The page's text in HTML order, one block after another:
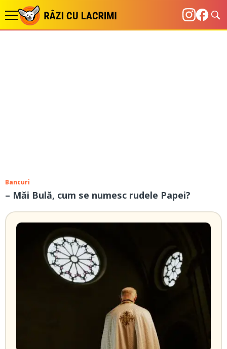
Bancuri
– Măi Bulă, cum se numesc rudele Papei?